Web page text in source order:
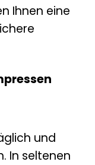
Ihnen eine
und
In seltenen